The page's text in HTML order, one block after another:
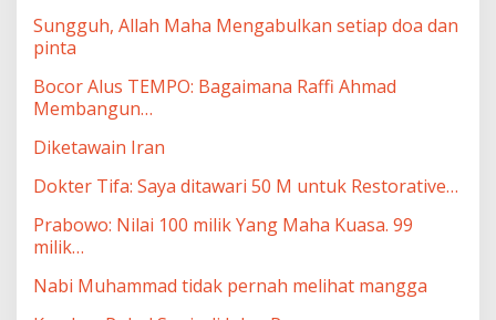
Sungguh, Allah Maha Mengabulkan setiap doa dan
pinta
Bocor Alus TEMPO: Bagaimana Raffi Ahmad
Membangun…
Diketawain Iran
Dokter Tifa: Saya ditawari 50 M untuk Restorative…
Prabowo: Nilai 100 milik Yang Maha Kuasa. 99
milik…
Nabi Muhammad tidak pernah melihat mangga